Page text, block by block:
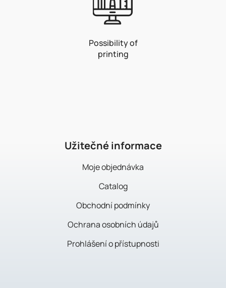
Possibility of
printing
Užitečné informace
Moje objednávka
Catalog
Obchodní podmínky
Ochrana osobních údajů
Prohlášení o přístupnosti